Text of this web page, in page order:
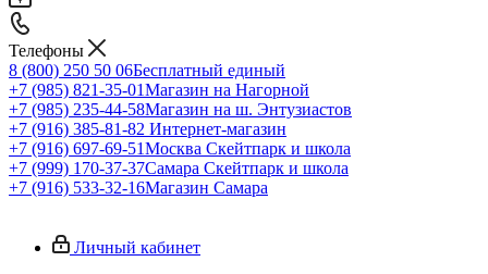
Телефоны
8 (800) 250 50 06Бесплатный единый
+7 (985) 821-35-01Магазин на Нагорной
+7 (985) 235-44-58Магазин на ш. Энтузиастов
+7 (916) 385-81-82 Интернет-магазин
+7 (916) 697-69-51Москва Скейтпарк и школа
+7 (999) 170-37-37Самара Скейтпарк и школа
+7 (916) 533-32-16Магазин Самара
Личный кабинет